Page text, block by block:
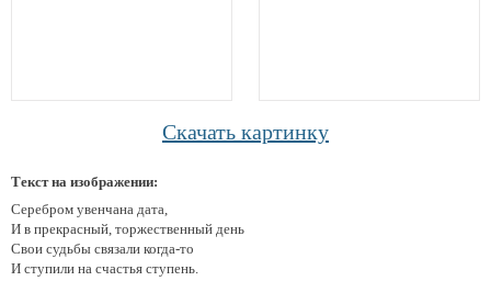
Скачать картинку
Текст на изображении:
Серебром увенчана дата,
И в прекрасный, торжественный день
Свои судьбы связали когда-то
И ступили на счастья ступень.